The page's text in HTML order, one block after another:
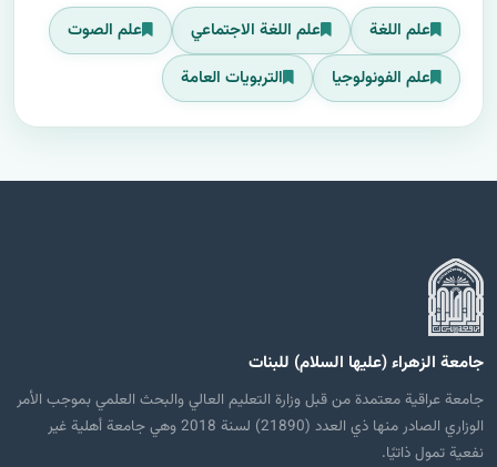
علم اللغة علم اللغة الاجتماعي
علم الصوت
علم الفونولوجيا
التربويات العامة
جامعة الزهراء (عليها السلام) للبنات
جامعة عراقية معتمدة من قبل وزارة التعليم العالي والبحث العلمي بموجب الأمر
الوزاري الصادر منها ذي العدد (21890) لسنة 2018 وهي جامعة أهلية غير
نفعية تمول ذاتيًا.